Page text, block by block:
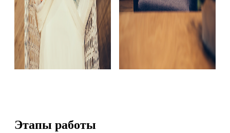
Этапы работы